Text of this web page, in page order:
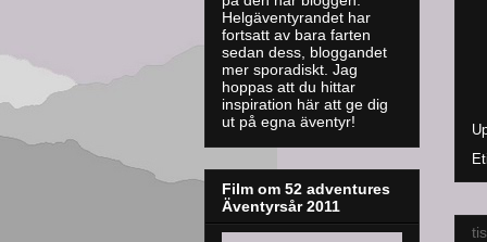
Helgäventyrandet har
fortsatt av bara farten
sedan dess, bloggandet
mer sporadiskt. Jag
hoppas att du hittar
inspiration här att ge dig
ut på egna äventyr!
Film om 52 adventures
Äventyrsår 2011